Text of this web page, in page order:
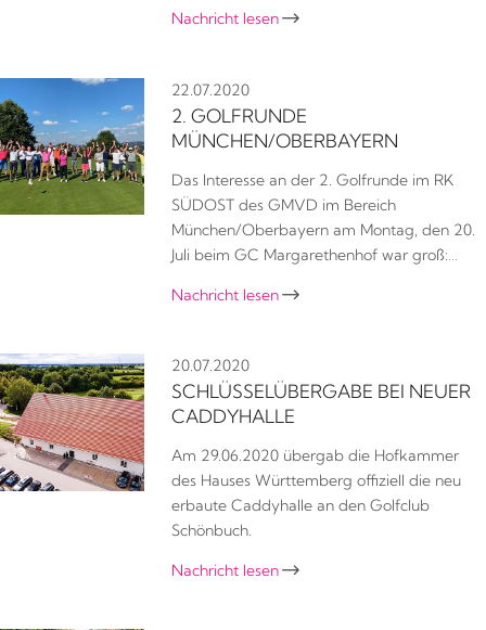
Nachricht lesen 
22.07.2020
2. GOLFRUNDE
MÜNCHEN/OBERBAYERN
Das Interesse an der 2. Golfrunde im RK
SÜDOST des GMVD im Bereich
München/Oberbayern am Montag, den 20.
Juli beim GC Margarethenhof war groß:…
Nachricht lesen 
20.07.2020
SCHLÜSSELÜBERGABE BEI NEUER
CADDYHALLE
Am 29.06.2020 übergab die Hofkammer
des Hauses Württemberg offiziell die neu
erbaute Caddyhalle an den Golfclub
Schönbuch.
Nachricht lesen 